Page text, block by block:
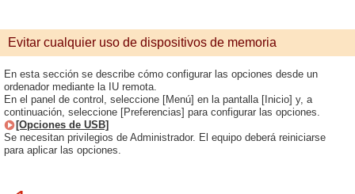
Evitar cualquier uso de dispositivos de memoria
En esta sección se describe cómo configurar las opciones desde un
ordenador mediante la IU remota.
En el panel de control, seleccione [Menú] en la pantalla [Inicio] y, a
continuación, seleccione [Preferencias] para configurar las opciones.
[Opciones de USB]
Se necesitan privilegios de Administrador. El equipo deberá reiniciarse
para aplicar las opciones.